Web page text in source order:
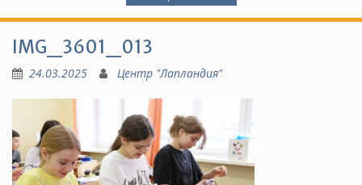
IMG_3601_013
24.03.2025 Центр "Лапландия"